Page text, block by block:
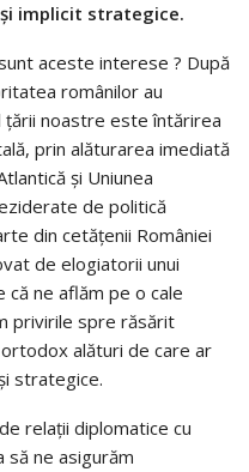
implicit strategice.
aceste interese ? După
românilor au
noastre este întărirea
prin alăturarea imediată
şi Uniunea
de politică
din cetăţenii României
de elogiatorii unui
ne aflăm pe o cale
privirile spre răsărit
alături de care ar
strategice.
relaţii diplomatice cu
să ne asigurăm